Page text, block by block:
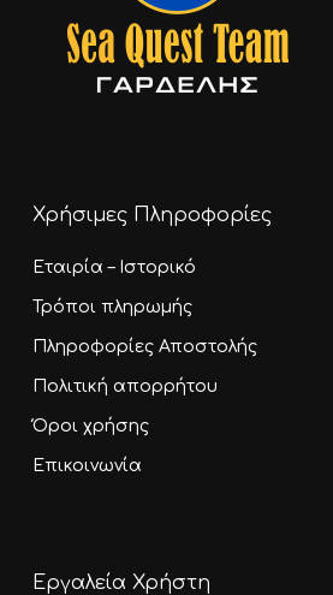
Χρήσιμες Πληροφορίες
Εταιρία – Ιστορικό
Τρόποι πληρωμής
Πληροφορίες Αποστολής
Πολιτική απορρήτου
Όροι χρήσης
Επικοινωνία
Εργαλεία Χρήστη